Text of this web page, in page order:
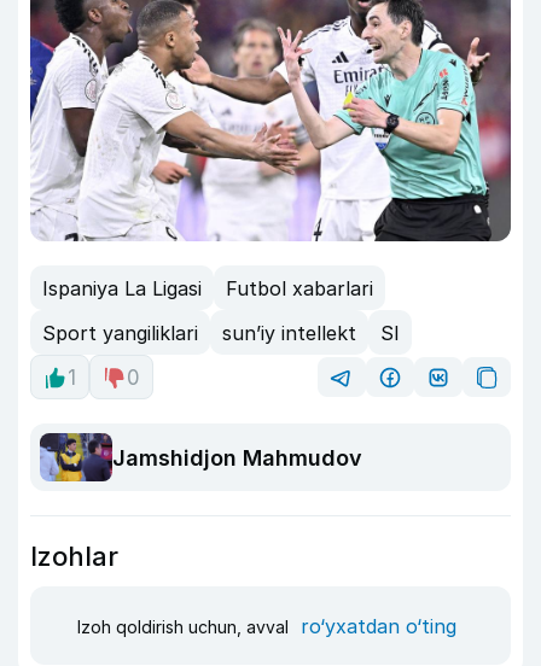
Ispaniya La Ligasi
Futbol xabarlari
Sport yangiliklari
sun’iy intellekt
SI
1
0
Jamshidjon Mahmudov
Izohlar
Izoh qoldirish uchun, avval ro‘yxatdan o‘ting